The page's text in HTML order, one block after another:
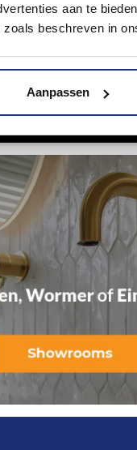
aan te
beschreven in
Aanpassen